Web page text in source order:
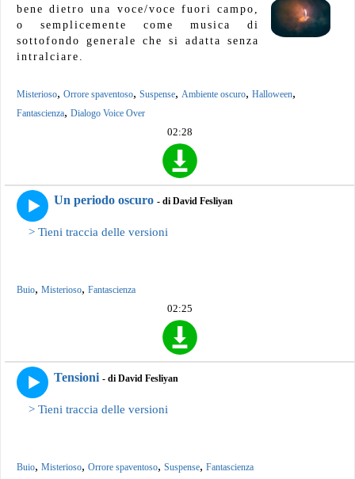
bene dietro una voce/voce fuori campo,
o semplicemente come musica di
sottofondo generale che si adatta senza
intralciare.
Misterioso, Orrore spaventoso, Suspense, Ambiente oscuro, Halloween,
Fantascienza, Dialogo Voice Over
02:28
Un periodo oscuro - di David Fesliyan
> Tieni traccia delle versioni
Buio, Misterioso, Fantascienza
02:25
Tensioni - di David Fesliyan
> Tieni traccia delle versioni
Buio, Misterioso, Orrore spaventoso, Suspense, Fantascienza